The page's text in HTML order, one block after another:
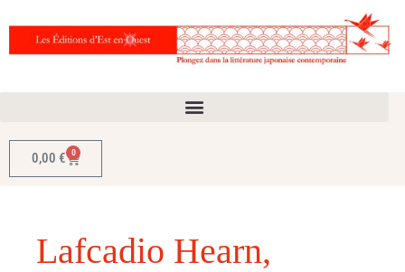
0,00 € 0
Lafcadio Hearn,